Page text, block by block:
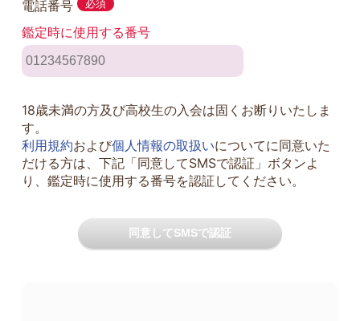
電話番号 必須
鑑定時に使用する番号
18歳未満の方及び高校生の入会は固くお断りいたしま
す。
利用規約および個人情報の取扱いについてに同意いた
だける方は、下記「同意してSMSで認証」ボタンよ
り、鑑定時に使用する番号を認証してください。
同意してSMSで認証